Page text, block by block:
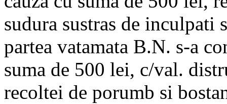
sudura sustras de inculpati
partea vatamata B.N. s-a
suma de 500 lei, c/val.
recoltei de porumb si